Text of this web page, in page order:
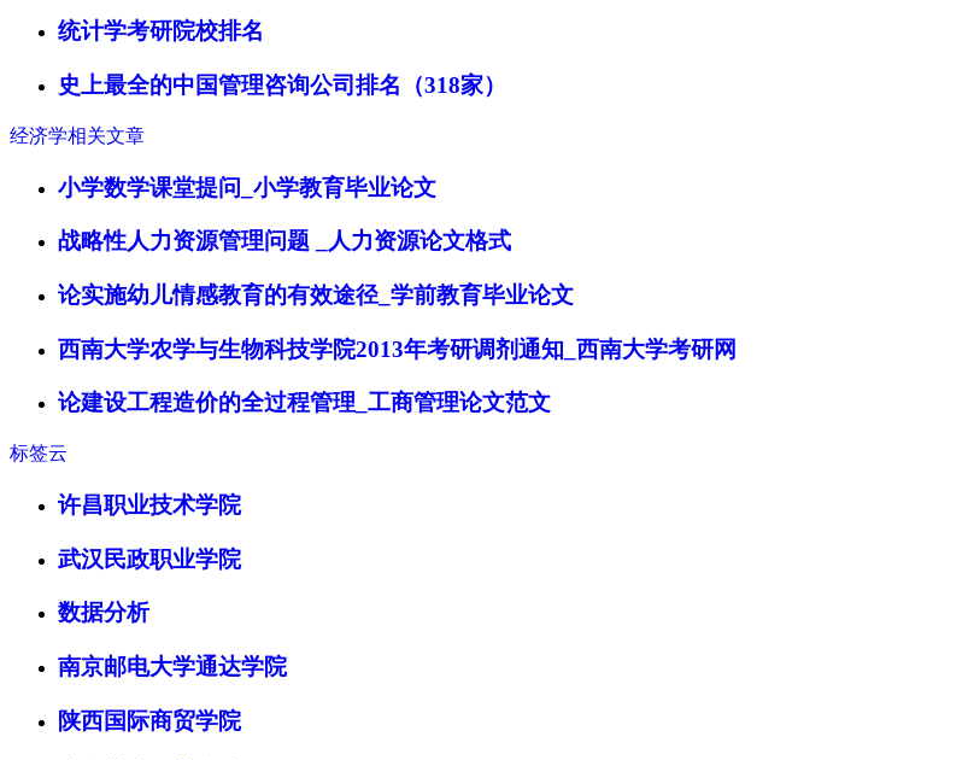
统计学考研院校排名
史上最全的中国管理咨询公司排名（318家）
经济学相关文章
小学数学课堂提问_小学教育毕业论文
战略性人力资源管理问题 _人力资源论文格式
论实施幼儿情感教育的有效途径_学前教育毕业论文
西南大学农学与生物科技学院2013年考研调剂通知_西南大学考研网
论建设工程造价的全过程管理_工商管理论文范文
标签云
许昌职业技术学院
武汉民政职业学院
数据分析
南京邮电大学通达学院
陕西国际商贸学院